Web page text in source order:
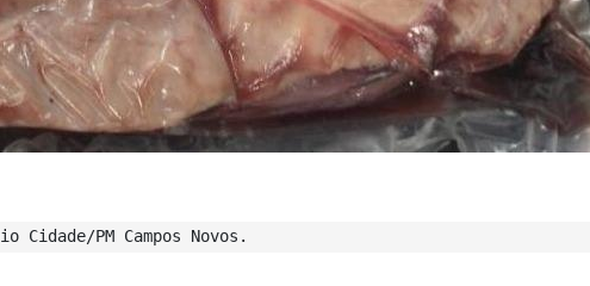
Cidade/PM Campos Novos.